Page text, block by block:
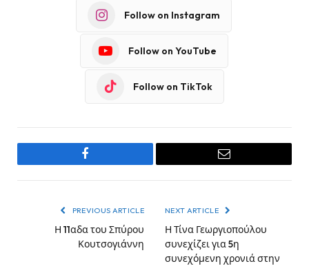
Follow on Instagram
Follow on YouTube
Follow on TikTok
Facebook Email
PREVIOUS ARTICLE
Η 11αδα του Σπύρου
Κουτσογιάννη
NEXT ARTICLE
Η Τίνα Γεωργιοπούλου
συνεχίζει για 5η
συνεχόμενη χρονιά στην